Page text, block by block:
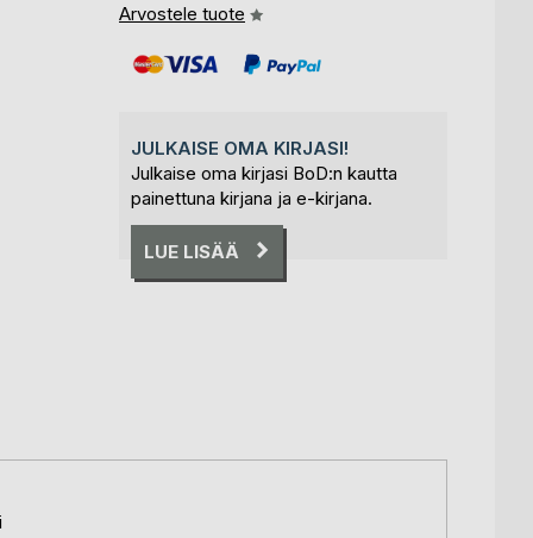
Arvostele tuote
JULKAISE OMA KIRJASI!
Julkaise oma kirjasi BoD:n kautta
painettuna kirjana ja e-kirjana.
LUE LISÄÄ